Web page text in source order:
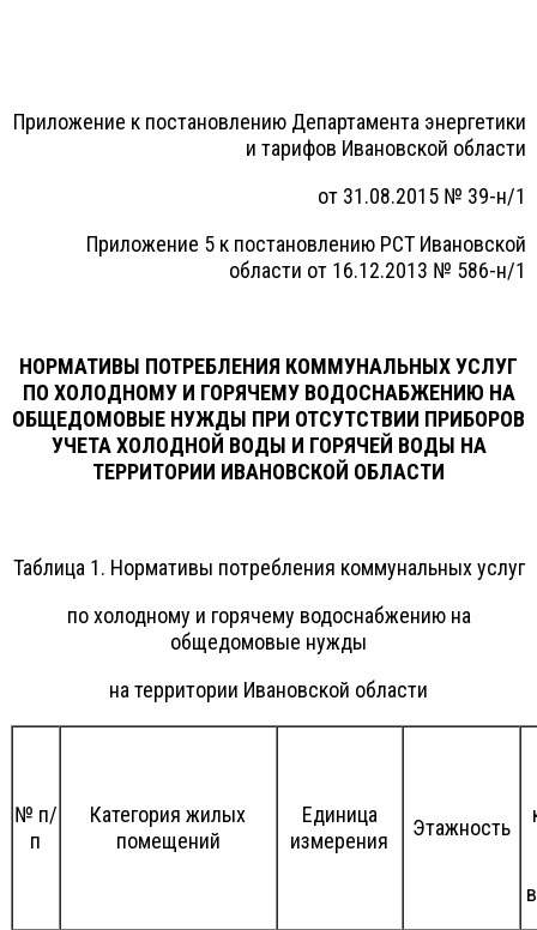
Приложение к постановлению Департамента энергетики
и тарифов Ивановской области
от 31.08.2015 № 39-н/1
Приложение 5 к постановлению РСТ Ивановской
области от 16.12.2013 № 586-н/1
НОРМАТИВЫ ПОТРЕБЛЕНИЯ КОММУНАЛЬНЫХ УСЛУГ
ПО ХОЛОДНОМУ И ГОРЯЧЕМУ ВОДОСНАБЖЕНИЮ НА
ОБЩЕДОМОВЫЕ НУЖДЫ ПРИ ОТСУТСТВИИ ПРИБОРОВ
УЧЕТА ХОЛОДНОЙ ВОДЫ И ГОРЯЧЕЙ ВОДЫ НА
ТЕРРИТОРИИ ИВАНОВСКОЙ ОБЛАСТИ
Таблица 1. Нормативы потребления коммунальных услуг
по холодному и горячему водоснабжению на
общедомовые нужды
на территории Ивановской области
№ п/
п
Категория жилых
помещений
Единица
измерения
Этажность